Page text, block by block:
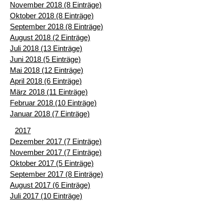
November 2018 (8 Einträge)
Oktober 2018 (8 Einträge)
September 2018 (8 Einträge)
August 2018 (2 Einträge)
Juli 2018 (13 Einträge)
Juni 2018 (5 Einträge)
Mai 2018 (12 Einträge)
April 2018 (6 Einträge)
März 2018 (11 Einträge)
Februar 2018 (10 Einträge)
Januar 2018 (7 Einträge)
2017
Dezember 2017 (7 Einträge)
November 2017 (7 Einträge)
Oktober 2017 (5 Einträge)
September 2017 (8 Einträge)
August 2017 (6 Einträge)
Juli 2017 (10 Einträge)